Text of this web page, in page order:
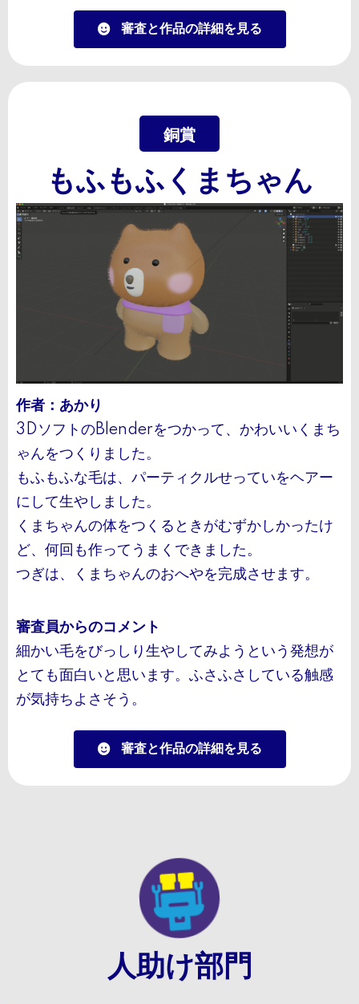
審査と作品の詳細を見る
銅賞
もふもふくまちゃん
作者：あかり
3DソフトのBlenderをつかって、かわいいくまち
ゃんをつくりました。
もふもふな毛は、パーティクルせっていをヘアー
にして生やしました。
くまちゃんの体をつくるときがむずかしかったけ
ど、何回も作ってうまくできました。
つぎは、くまちゃんのおへやを完成させます。
審査員からのコメント
細かい毛をびっしり生やしてみようという発想が
とても面白いと思います。ふさふさしている触感
が気持ちよさそう。
審査と作品の詳細を見る
人助け部門